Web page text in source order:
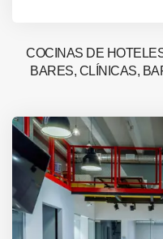
COCINAS DE
BARES, CLÍNICAS,